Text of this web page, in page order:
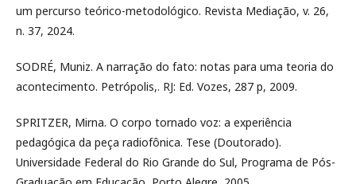
um percurso teórico-metodológico. Revista Mediação, v. 26,
n. 37, 2024.
SODRÉ, Muniz. A narração do fato: notas para uma teoria do
acontecimento. Petrópolis,. RJ: Ed. Vozes, 287 p, 2009.
SPRITZER, Mirna. O corpo tornado voz: a experiência
pedagógica da peça radiofônica. Tese (Doutorado).
Universidade Federal do Rio Grande do Sul, Programa de Pós-